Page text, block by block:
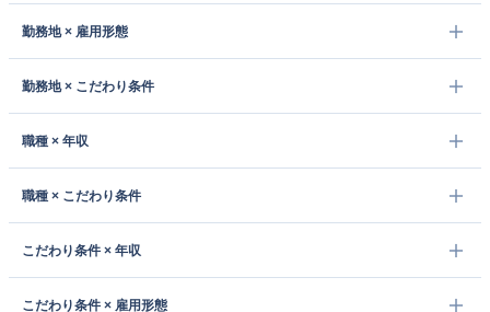
勤務地 × 雇用形態
勤務地 × こだわり条件
職種 × 年収
職種 × こだわり条件
こだわり条件 × 年収
こだわり条件 × 雇用形態